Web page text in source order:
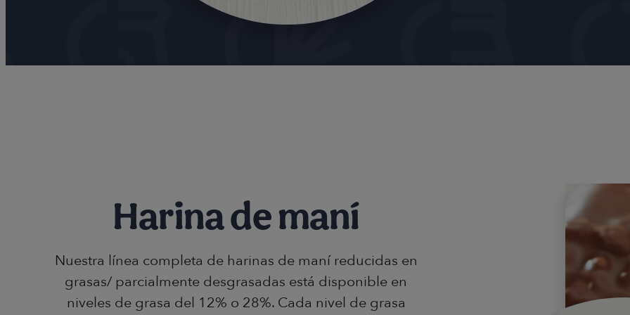
Harina de maní
Nuestra línea completa de harinas de maní reducidas en
grasas/ parcialmente desgrasadas está disponible en
niveles de grasa del 12% o 28%. Cada nivel de grasa